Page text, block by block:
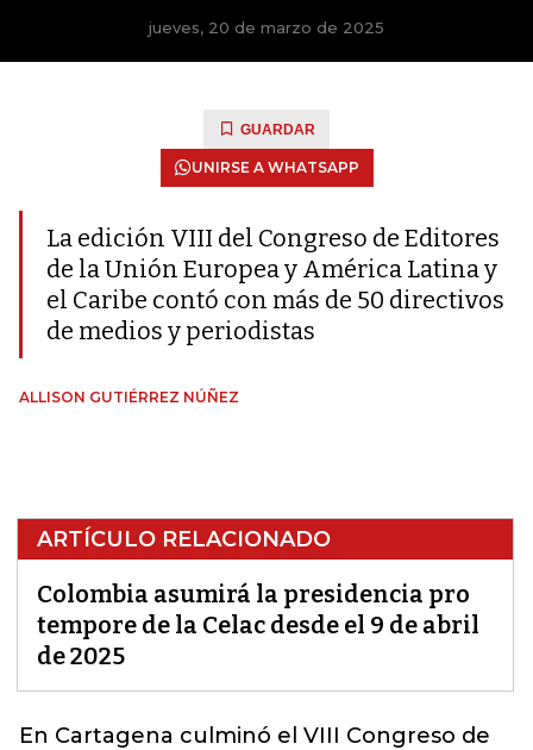
jueves, 20 de marzo de 2025
GUARDAR
UNIRSE A WHATSAPP
La edición VIII del Congreso de Editores
de la Unión Europea y América Latina y
el Caribe contó con más de 50 directivos
de medios y periodistas
ALLISON GUTIÉRREZ NÚÑEZ
ARTÍCULO RELACIONADO
Colombia asumirá la presidencia pro
tempore de la Celac desde el 9 de abril
de 2025
En Cartagena culminó el VIII Congreso de